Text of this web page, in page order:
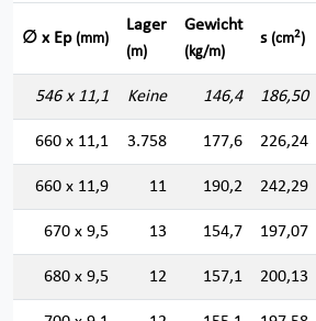
∅ x Ep (mm)
Lager
(m)
Gewicht
(kg/m)
s (cm2)
546 x 11,1 Keine 146,4 186,50
660 x 11,1 3.758 177,6 226,24
660 x 11,9 11 190,2 242,29
670 x 9,5 13 154,7 197,07
680 x 9,5 12 157,1 200,13